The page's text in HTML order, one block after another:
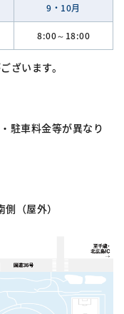
9・10月
8:00～18:00
ざいます。
駐車料金等が異なり
（屋外）